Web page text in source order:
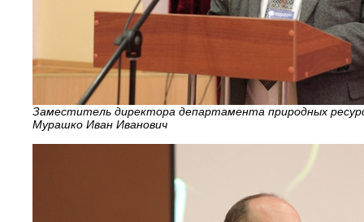
Заместитель директора департамента природных
Мурашко Иван Иванович